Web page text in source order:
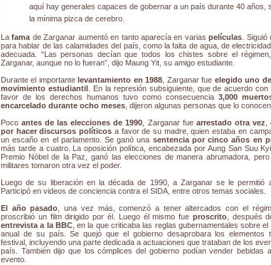
aquí hay generales capaces de gobernar a un país durante 40 años,
la mínima pizca de cerebro.
Lafama de Zarganar aumentó en tanto aparecía en variaspelículas .
para hablar de las calamidades del país, como la falta de agua, de
adecuada. “Las personas decían que todos los chistes sobre el
Zarganar, aunque no lo fueran”, dijo Maung Yit, su amigo estudiante.
Durante el importantelevantamiento en 1988 , Zarganar fue elegido uno
movimiento estudiantil. En la represión subsiguiente, que de acuerdo
favor de los derechos humanos tuvo como consecuencia 3,000
encarcelado durante ocho meses , dijeron algunas personas que lo conocen.
Pocoantes de las elecciones de 1990 , Zarganar fue arrestado otra vez
por hacer discursos políticos a favor de su madre, quien estaba en
un escaño en el parlamento. Se ganó una sentencia por cinco años en
más tarde a cuatro. La oposición política, encabezada por Aung San Suu
Premio Nóbel de la Paz, ganó las elecciones de manera abrumadora,
militares tomaron otra vez el poder.
Luego de su liberación en la década de 1990, a Zarganar se le permitió
Participó en videos de conciencia contra el SIDA, entre otros temas sociales.
El año pasado , una vez más, comenzó a tener altercados con el
proscribió un film dirigido por él. Luego él mismo fue proscrito, después
entrevista a la BBC, en la que criticaba las reglas gubernamentales sobre
anual de su país. Se quejó que el gobierno desaprobara los elementos
festival, incluyendo una parte dedicada a actuaciones que trataban de los
país. También dijo que los cómplices del gobierno podían vender bebidas
evento.